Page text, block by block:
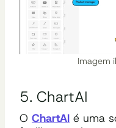
Imagem
5. ChartAI
O ChartAI é uma